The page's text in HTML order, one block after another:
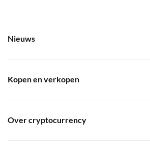
Nieuws
Kopen en verkopen
Over cryptocurrency